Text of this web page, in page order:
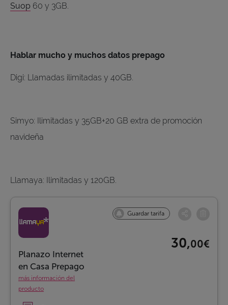
Suop 60 y 3GB.
Hablar mucho y muchos datos prepago
Digi: Llamadas ilimitadas y 40GB.
Simyo: Ilimitadas y 35GB+20 GB extra de promoción
navideña
Llamaya: Ilimitadas y 120GB.
Guardar tarifa
Planazo Internet
en Casa Prepago
más información del
producto
30,00€